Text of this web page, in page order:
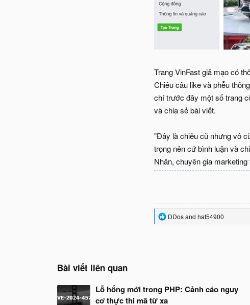
Trang VinFast giả mạo có
Chiêu câu like và phễu
chí trước đây một số trang
và chia sẻ bài viết.
"Đây là chiêu cũ nhưng vô
trọng nên cứ bình luận và
Nhân, chuyên gia marketing
R
e
:
DDosand hat54900
Bài viết liên quan
Lỗ hổng mới trong PHP: Cảnh cáo nguy
cơ thực thi mã từ xa